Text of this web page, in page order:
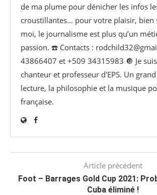
de ma plume pour dénicher les infos
croustillantes... pour votre plaisir, bien
moi, le journalisme est plus qu’un
passion. ☎️ Contacts :
43866407 et +509 34315983 🔘 Je
chanteur et professeur d'EPS. Un
lecture, la philosophie et la musique
française.
Article précédent
Foot – Barrages Gold Cup 2021:
Cuba éliminé !